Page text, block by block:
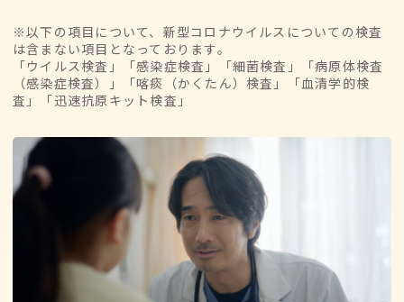
※以下の項目について、新型コロナウイルスについての検査
は含まない項目となっております。
「ウイルス検査」「感染症検査」「細菌検査」「病原体検査
（感染症検査）」「喀痰（かくたん）検査」「血清学的検
査」「迅速抗原キット検査」